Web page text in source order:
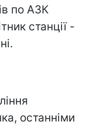
по АЗК
станції -
останніми